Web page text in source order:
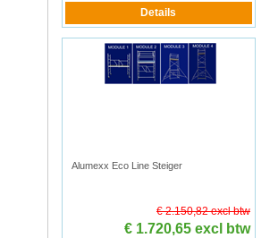
Alumexx Eco Line Steiger
€ 2.150,82 excl btw
€ 1.720,65 excl btw